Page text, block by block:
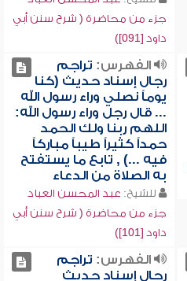
جزء من محاضرة ( شرح سنن أبي
داود [091])
الفهرس: تراجم
رجال إسناد حديث (كنا
يوماً نصلي وراء رسول الله
... قال رجل وراء رسول الله:
اللهم ربنا ولك الحمد
حمداً كثيراً طيباً مباركاً
فيه ...) , تابع ما يستفتح
به الصلاة من الدعاء
للشيخ: عبد المحسن العباد
جزء من محاضرة ( شرح سنن أبي
داود [101])
الفهرس: تراجم
رجال إسناد حديث